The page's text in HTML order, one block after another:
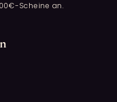
Scheine an.